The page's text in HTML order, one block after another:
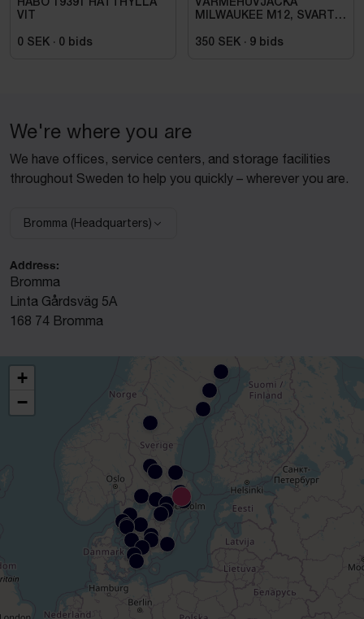
HABO 19391 HATTHYLLA
VIT
0 SEK · 0 bids
VÄRMEHUVJACKA
MILWAUKEE M12, SVART
350 SEK · 9 bids
We're where you are
We have offices, service centers, and storage facilities
throughout Sweden to help you quickly – wherever you are.
Select facility:
Bromma (Headquarters)
Address:
Bromma
Linta Gårdsväg 5A
168 74 Bromma
+
−